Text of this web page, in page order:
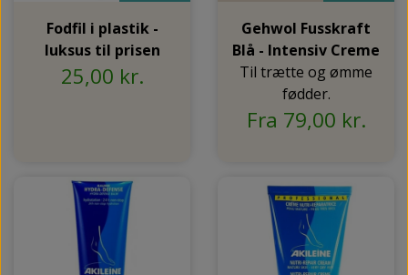
Fodfil i plastik -
luksus til prisen
25,00 kr.
Gehwol Fusskraft
Blå - Intensiv Creme
Til trætte og ømme
fødder.
Fra 79,00 kr.